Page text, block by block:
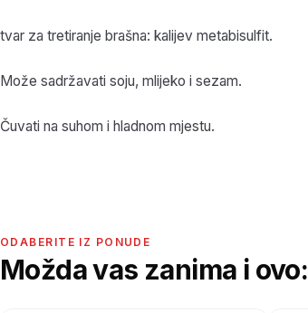
tvar za tretiranje brašna: kalijev metabisulfit.
Može sadržavati soju, mlijeko i sezam.
Čuvati na suhom i hladnom mjestu.
ODABERITE IZ PONUDE
Možda vas zanima i ovo: